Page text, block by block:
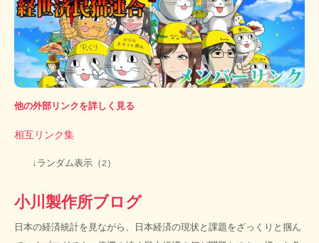
他の外部リンクを詳しく見る
相互リンク集
↓ランダム表示（2）
小川製作所ブログ
日本の経済統計を見ながら、日本経済の現状と課題をざっくりと掴ん